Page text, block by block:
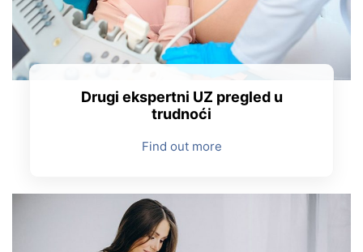
Drugi ekspertni UZ pregled u
trudnoći
Find out more